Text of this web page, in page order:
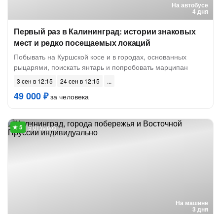
На автобусе
4 дня
Первый раз в Калининград: истории знаковых
мест и редко посещаемых локаций
Побывать на Куршской косе и в городах, основанных
рыцарями, поискать янтарь и попробовать марципан
3 сен в 12:15 24 сен в 12:15
49 000 ₽за человека
На машине
3 дня
5 отзывов